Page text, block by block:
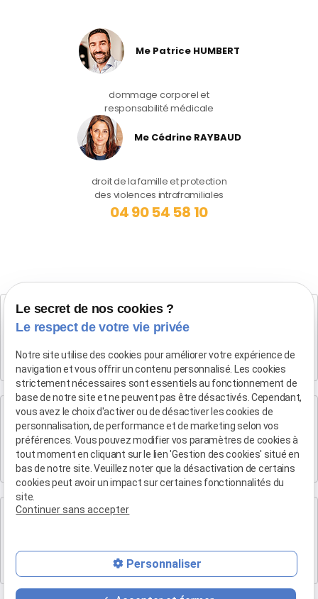
Me Patrice HUMBERT
dommage corporel et
responsabilité médicale
Me Cédrine RAYBAUD
droit de la famille et protection
des violences intraframiliales
04 90 54 58 10
Cabinet SALON DE PROVENCE
Maître Patrice HUMBERT
282 Boulevard Foch
13300 SALON-DE-PROVENCE
Cabinet d'Aix-en-Provence
Maître Patrice HUMBERT
4 rue du Quatre-Septembre
13100 AIX EN PROVENCE
Cabinet de Marseille
19 Bd Arthur Michaud
13015 MARSEILLE
Le secret de nos cookies ?
Le respect de votre vie privée
Notre site utilise des cookies pour améliorer votre expérience de
navigation et vous offrir un contenu personnalisé. Les cookies
strictement nécessaires sont essentiels au fonctionnement de
base de notre site et ne peuvent pas être désactivés. Cependant,
vous avez le choix d'activer ou de désactiver les cookies de
personnalisation, de performance et de marketing selon vos
préférences. Vous pouvez modifier vos paramètres de cookies à
tout moment en cliquant sur le lien 'Gestion des cookies' situé en
bas de notre site. Veuillez noter que la désactivation de certains
cookies peut avoir un impact sur certaines fonctionnalités du
site.
Continuer sans accepter
Personnaliser